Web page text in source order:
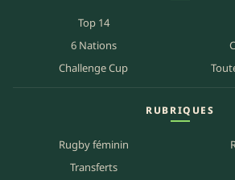
Top 14
6 Nations
Challenge Cup
RUBRIQUES
Rugby féminin
Transferts